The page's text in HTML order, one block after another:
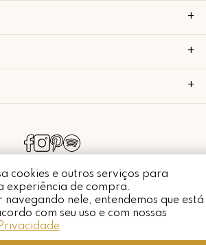
cookies e outros serviços para
experiência de compra.
navegando nele, entendemos que está
com seu uso e com nossas
Whatsapp
+
+
+
direitos reservados.